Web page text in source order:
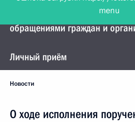
Управление Президента по
обращениями граждан и
Личный приём
Новости
О ходе исполнения
menu